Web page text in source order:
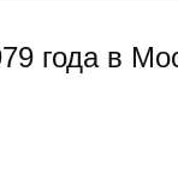
года в